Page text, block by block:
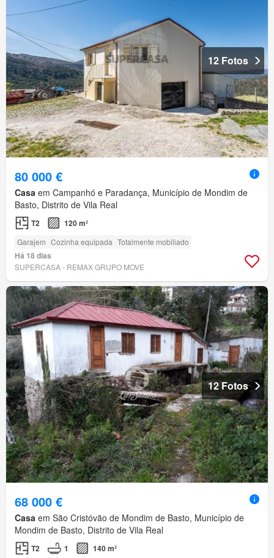
12 Fotos
80 000 €
Casa em Campanhó e Paradança, Município de Mondim de
Basto, Distrito de Vila Real
T2 120 m²
Garajem Cozinha equipada Totalmente mobiliado
Há 18 dias
SUPERCASA - REMAX GRUPO MOVE
12 Fotos
68 000 €
Casa em São Cristóvão de Mondim de Basto, Município de
Mondim de Basto, Distrito de Vila Real
T2 1
140 m²